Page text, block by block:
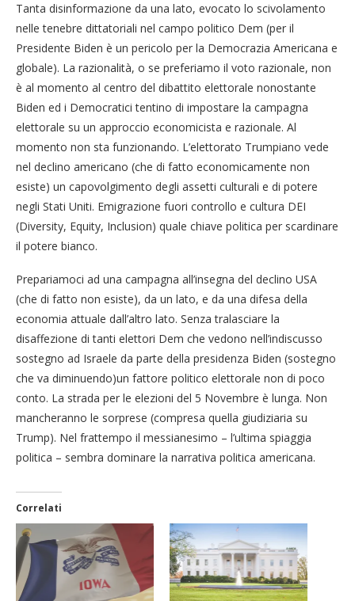
Tanta disinformazione da una lato, evocato lo scivolamento
nelle tenebre dittatoriali nel campo politico Dem (per il
Presidente Biden è un pericolo per la Democrazia Americana e
globale). La razionalità, o se preferiamo il voto razionale, non
è al momento al centro del dibattito elettorale nonostante
Biden ed i Democratici tentino di impostare la campagna
elettorale su un approccio economicista e razionale. Al
momento non sta funzionando. L’elettorato Trumpiano vede
nel declino americano (che di fatto economicamente non
esiste) un capovolgimento degli assetti culturali e di potere
negli Stati Uniti. Emigrazione fuori controllo e cultura DEI
(Diversity, Equity, Inclusion) quale chiave politica per scardinare
il potere bianco.
Prepariamoci ad una campagna all’insegna del declino USA
(che di fatto non esiste), da un lato, e da una difesa della
economia attuale dall’altro lato. Senza tralasciare la
disaffezione di tanti elettori Dem che vedono nell’indiscusso
sostegno ad Israele da parte della presidenza Biden (sostegno
che va diminuendo)un fattore politico elettorale non di poco
conto. La strada per le elezioni del 5 Novembre è lunga. Non
mancheranno le sorprese (compresa quella giudiziaria su
Trump). Nel frattempo il messianesimo – l’ultima spiaggia
politica – sembra dominare la narrativa politica americana.
Correlati